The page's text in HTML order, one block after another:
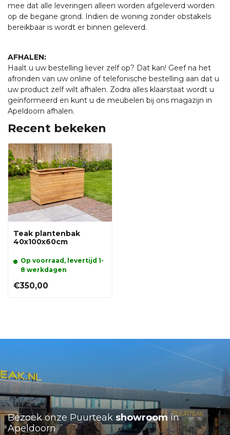
mee dat alle leveringen alleen worden afgeleverd worden
op de begane grond. Indien de woning zonder obstakels
bereikbaar is wordt er binnen geleverd.
AFHALEN:
Haalt u uw bestelling liever zelf op? Dat kan! Geef na het
afronden van uw online of telefonische bestelling aan dat u
uw product zelf wilt afhalen. Zodra alles klaarstaat wordt u
geïnformeerd en kunt u de meubelen bij ons magazijn in
Apeldoorn afhalen.
Recent bekeken
Teak plantenbak
40x100x60cm
Op voorraad, levertijd 1-
8 werkdagen
€350,00
Bezoek onze Puurteak showroom in
Apeldoorn